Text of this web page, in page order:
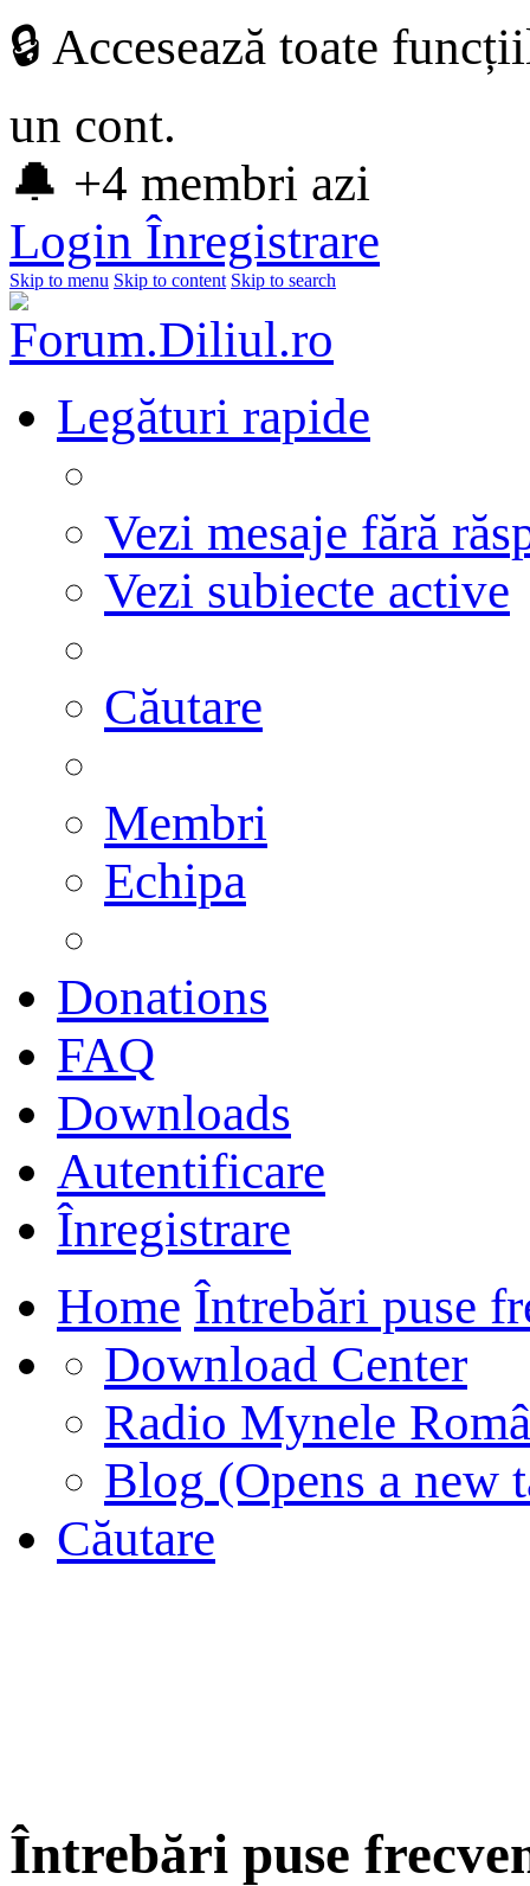
🔒 Accesează toate
un cont.
🔔 +4 membri azi
Login Înregistrare
Skip to menu Skip to content Skip to search
Legături rapide
Vezi mesaje fără
Vezi subiecte active
Căutare
Membri
Echipa
Donations
FAQ
Downloads
Autentificare
Înregistrare
Home Întrebări puse
Download Center
Radio Mynele
Blog (Opens a new
Căutare
Întrebări puse